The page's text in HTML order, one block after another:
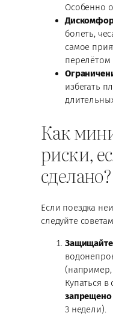
Особенно
болеть,
самое
перелётом
избегать
Как
риски,
сделано?
Если поездка
следуйте
Защищайте
Купаться
запрещено
3 недели).